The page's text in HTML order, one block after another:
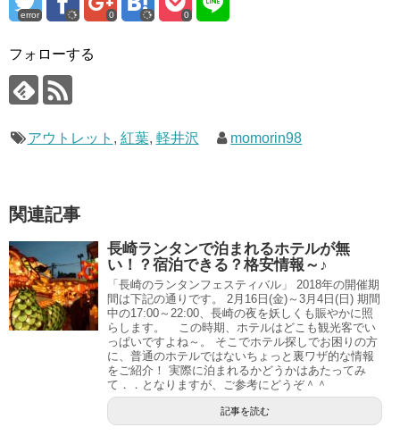
error 0 0
フォローする
アウトレット , 紅葉, 軽井沢 momorin98
関連記事
長崎ランタンで泊まれるホテルが無
い！？宿泊できる？格安情報～♪
「長崎のランタンフェスティバル」 2018年の開催期
間は下記の通りです。 2月16日(金)～3月4日(日) 期間
中の17:00～22:00、長崎の夜を妖しくも賑やかに照
らします。 この時期、ホテルはどこも観光客でい
っぱいですよね～。 そこでホテル探しでお困りの方
に、普通のホテルではないちょっと裏ワザ的な情報
をご紹介！ 実際に泊まれるかどうかはあたってみ
て．．となりますが、ご参考にどうぞ＾＾
記事を読む